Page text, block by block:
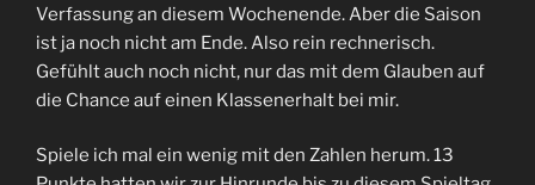
Verfassung an diesem Wochenende. Aber die Saison
ist ja noch nicht am Ende. Also rein rechnerisch.
Gefühlt auch noch nicht, nur das mit dem Glauben auf
die Chance auf einen Klassenerhalt bei mir.
Spiele ich mal ein wenig mit den Zahlen herum. 13